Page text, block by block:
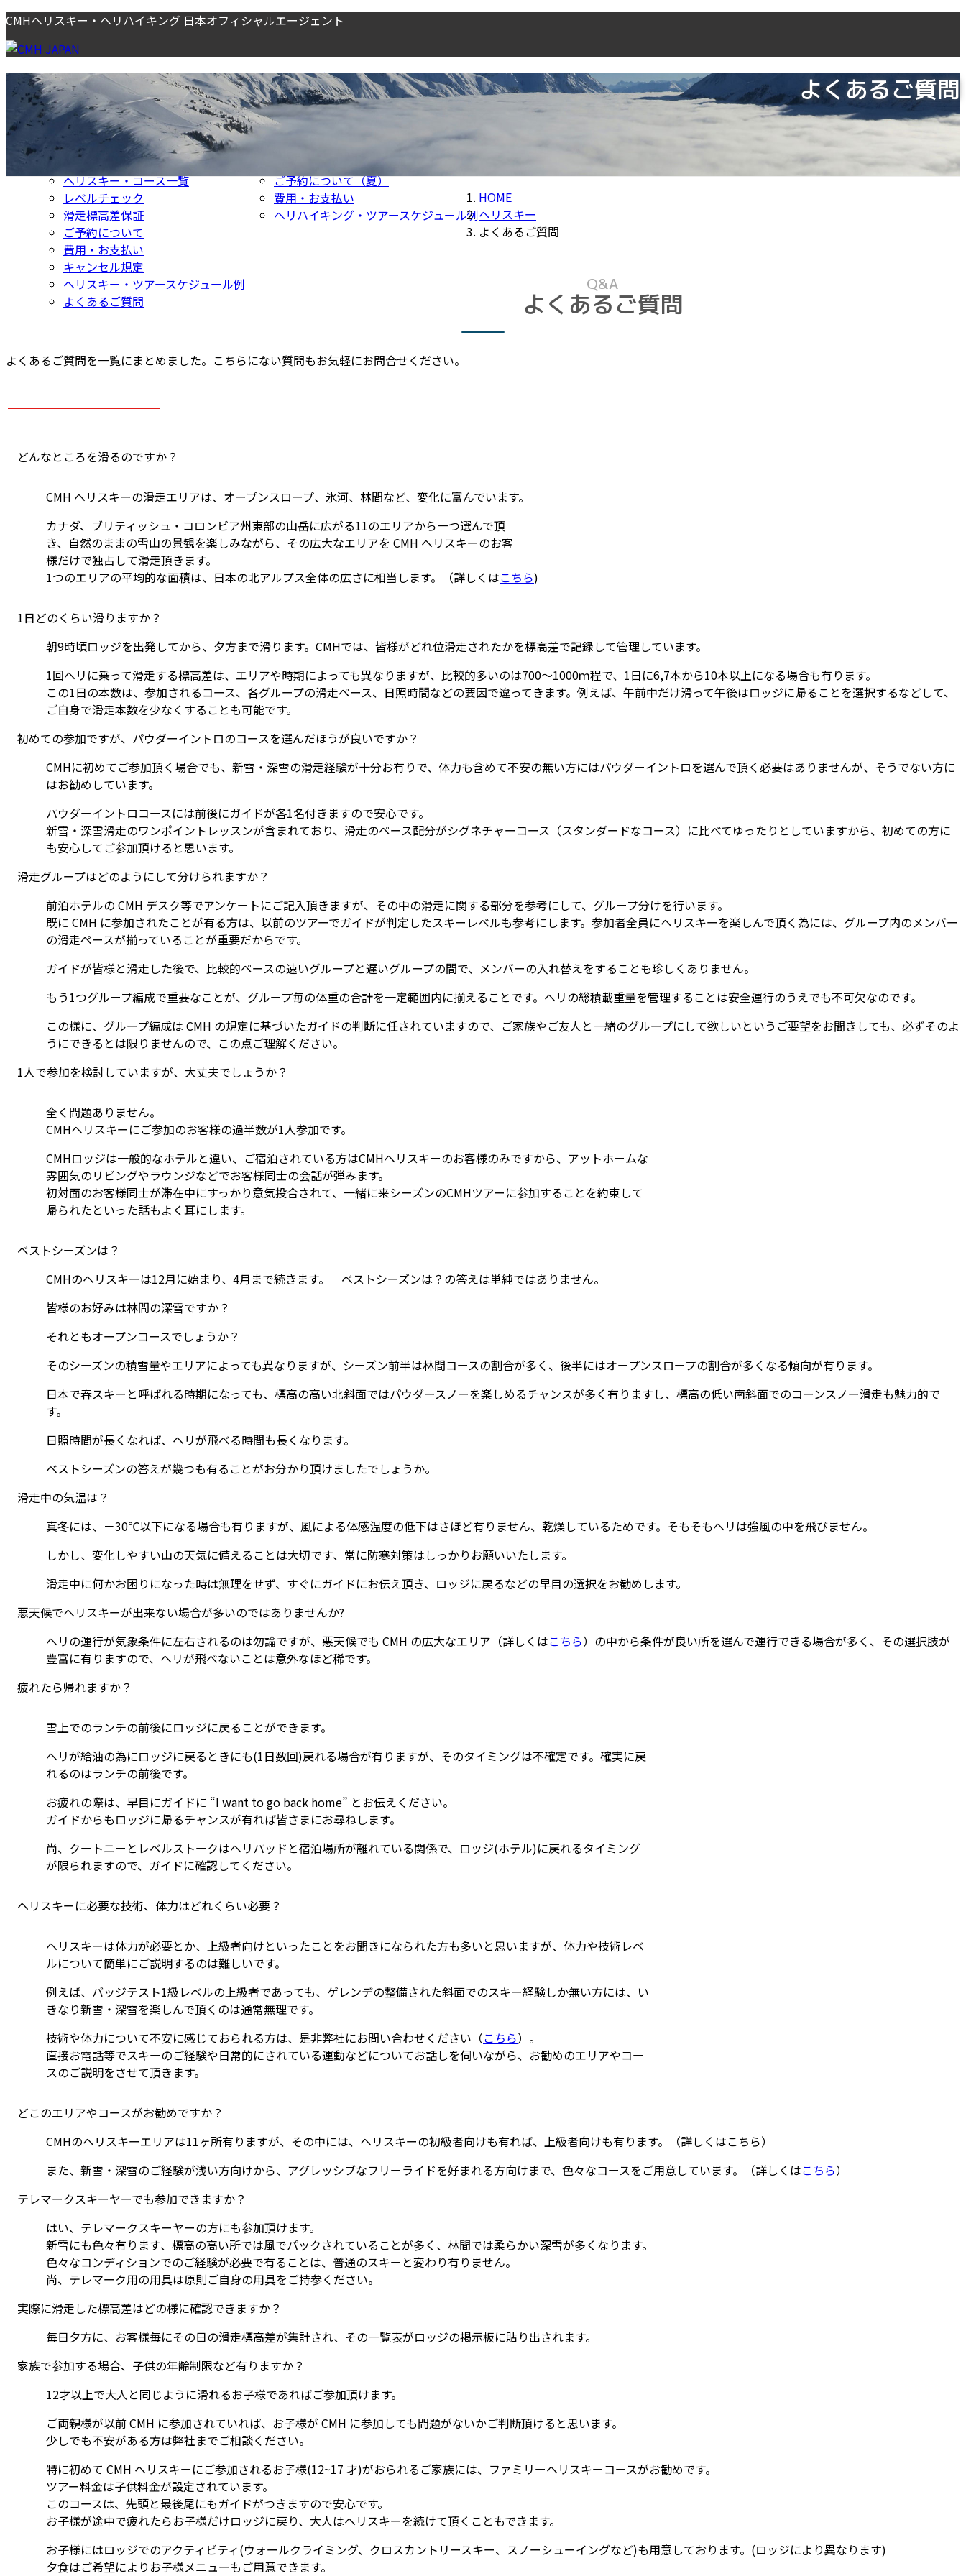
コ
ン
テ
ン
ツ
ス
キ
プ
ナ
ビ
ゲ
ー
シ
ン
に
動
CMHヘリスキー・ヘリハイキング 日本オフィシャルエージェント
ヘリスキー
CMHヘリスキーとは
CMHが選ばれる理由＿ヘリスキー
ヘリスキー・日程料金
ロッジ・エリア
日本からCMHロッジまでの行き方
ヘリスキー・コース一覧
レベルチェック
滑走標高差保証
ご予約について
費用・お支払い
キャンセル規定
ヘリスキー・ツアースケジュール例
よくあるご質問
ヘリハイキング
CMHヘリハイキングとは
選ばれる理由＿ヘリハイキング
ヘリハイキング・日程料金
豊富な夏のプログラム
ご予約について（夏）
費用・お支払い
ヘリハイキング・ツアースケジュール例
Info＆Storiesお問い合わせ よくあるご質問
HOME
ヘリスキー
よくあるご質問
Q&A
よくあるご質問
よくあるご質問を一覧にまとめました。こちらにない質問もお気軽にお問合せください。
どんなところを滑るのですか？
CMH ヘリスキーの滑走エリアは、オープンスロープ、氷河、林間など、変化に富んでいます。
カナダ、ブリティッシュ・コロンビア州東部の山岳に広がる11のエリアから一つ選んで頂
き、自然のままの雪山の景観を楽しみながら、その広大なエリアを CMH ヘリスキーのお客
様だけで独占して滑走頂きます。
1つのエリアの平均的な面積は、日本の北アルプス全体の広さに相当します。（詳しくはこちら)
1日どのくらい滑りますか？
朝9時頃ロッジを出発してから、夕方まで滑ります。CMHでは、皆様がどれ位滑走されたかを標高差で記録して管理しています。
1回ヘリに乗って滑走する標高差は、エリアや時期によっても異なりますが、比較的多いのは700～1000ｍ程で、1日に6,7本から10本以上になる場合も有ります。
この1日の本数は、参加されるコース、各グループの滑走ペース、日照時間などの要因で違ってきます。例えば、午前中だけ滑って午後はロッジに帰ることを選択するなどして、
ご自身で滑走本数を少なくすることも可能です。
初めての参加ですが、パウダーイントロのコースを選んだほうが良いですか？
CMHに初めてご参加頂く場合でも、新雪・深雪の滑走経験が十分お有りで、体力も含めて不安の無い方にはパウダーイントロを選んで頂く必要はありませんが、そうでない方に
はお勧めしています。
パウダーイントロコースには前後にガイドが各1名付きますので安心です。
新雪・深雪滑走のワンポイントレッスンが含まれており、滑走のペース配分がシグネチャーコース（スタンダードなコース）に比べてゆったりとしていますから、初めての方に
も安心してご参加頂けると思います。
滑走グループはどのようにして分けられますか？
前泊ホテルの CMH デスク等でアンケートにご記入頂きますが、その中の滑走に関する部分を参考にして、グループ分けを行います。
既に CMH に参加されたことが有る方は、以前のツアーでガイドが判定したスキーレベルも参考にします。参加者全員にヘリスキーを楽しんで頂く為には、グループ内のメンバー
の滑走ペースが揃っていることが重要だからです。
ガイドが皆様と滑走した後で、比較的ペースの速いグループと遅いグループの間で、メンバーの入れ替えをすることも珍しくありません。
もう1つグループ編成で重要なことが、グループ毎の体重の合計を一定範囲内に揃えることです。ヘリの総積載重量を管理することは安全運行のうえでも不可欠なのです。
この様に、グループ編成は CMH の規定に基づいたガイドの判断に任されていますので、ご家族やご友人と一緒のグループにして欲しいというご要望をお聞きしても、必ずそのよ
うにできるとは限りませんので、この点ご理解ください。
1人で参加を検討していますが、大丈夫でしょうか？
全く問題ありません。
CMHヘリスキーにご参加のお客様の過半数が1人参加です。
CMHロッジは一般的なホテルと違い、ご宿泊されている方はCMHヘリスキーのお客様のみですから、アットホームな
雰囲気のリビングやラウンジなどでお客様同士の会話が弾みます。
初対面のお客様同士が滞在中にすっかり意気投合されて、一緒に来シーズンのCMHツアーに参加することを約束して
帰られたといった話もよく耳にします。
ベストシーズンは？
CMHのヘリスキーは12月に始まり、4月まで続きます。 ベストシーズンは？の答えは単純ではありません。
皆様のお好みは林間の深雪ですか？
それともオープンコースでしょうか？
そのシーズンの積雪量やエリアによっても異なりますが、シーズン前半は林間コースの割合が多く、後半にはオープンスロープの割合が多くなる傾向が有ります。
日本で春スキーと呼ばれる時期になっても、標高の高い北斜面ではパウダースノーを楽しめるチャンスが多く有りますし、標高の低い南斜面でのコーンスノー滑走も魅力的で
す。
日照時間が長くなれば、ヘリが飛べる時間も長くなります。
ベストシーズンの答えが幾つも有ることがお分かり頂けましたでしょうか。
滑走中の気温は？
真冬には、－30℃以下になる場合も有りますが、風による体感温度の低下はさほど有りません、乾燥しているためです。そもそもヘリは強風の中を飛びません。
しかし、変化しやすい山の天気に備えることは大切です、常に防寒対策はしっかりお願いいたします。
滑走中に何かお困りになった時は無理をせず、すぐにガイドにお伝え頂き、ロッジに戻るなどの早目の選択をお勧めします。
悪天候でヘリスキーが出来ない場合が多いのではありませんか?
ヘリの運行が気象条件に左右されるのは勿論ですが、悪天候でも CMH の広大なエリア（詳しくはこちら）の中から条件が良い所を選んで運行できる場合が多く、その選択肢が
豊富に有りますので、ヘリが飛べないことは意外なほど稀です。
疲れたら帰れますか？
雪上でのランチの前後にロッジに戻ることができます。
ヘリが給油の為にロッジに戻るときにも(1日数回)戻れる場合が有りますが、そのタイミングは不確定です。確実に戻
れるのはランチの前後です。
お疲れの際は、早目にガイドに “I want to go back home” とお伝えください。
ガイドからもロッジに帰るチャンスが有れば皆さまにお尋ねします。
尚、クートニーとレベルストークはヘリパッドと宿泊場所が離れている関係で、ロッジ(ホテル)に戻れるタイミング
が限られますので、ガイドに確認してください。
ヘリスキーに必要な技術、体力はどれくらい必要？
ヘリスキーは体力が必要とか、上級者向けといったことをお聞きになられた方も多いと思いますが、体力や技術レベ
ルについて簡単にご説明するのは難しいです。
例えば、バッジテスト1級レベルの上級者であっても、ゲレンデの整備された斜面でのスキー経験しか無い方には、い
きなり新雪・深雪を楽しんで頂くのは通常無理です。
技術や体力について不安に感じておられる方は、是非弊社にお問い合わせください（こちら）。
直接お電話等でスキーのご経験や日常的にされている運動などについてお話しを伺いながら、お勧めのエリアやコー
スのご説明をさせて頂きます。
どこのエリアやコースがお勧めですか？
CMHのヘリスキーエリアは11ヶ所有りますが、その中には、ヘリスキーの初級者向けも有れば、上級者向けも有ります。（詳しくはこちら）
また、新雪・深雪のご経験が浅い方向けから、アグレッシブなフリーライドを好まれる方向けまで、色々なコースをご用意しています。（詳しくはこちら）
テレマークスキーヤーでも参加できますか？
はい、テレマークスキーヤーの方にも参加頂けます。
新雪にも色々有ります、標高の高い所では風でパックされていることが多く、林間では柔らかい深雪が多くなります。
色々なコンディションでのご経験が必要で有ることは、普通のスキーと変わり有りません。
尚、テレマーク用の用具は原則ご自身の用具をご持参ください。
実際に滑走した標高差はどの様に確認できますか？
毎日夕方に、お客様毎にその日の滑走標高差が集計され、その一覧表がロッジの掲示板に貼り出されます。
家族で参加する場合、子供の年齢制限など有りますか？
12才以上で大人と同じように滑れるお子様であればご参加頂けます。
ご両親様が以前 CMH に参加されていれば、お子様が CMH に参加しても問題がないかご判断頂けると思います。
少しでも不安がある方は弊社までご相談ください。
特に初めて CMH ヘリスキーにご参加されるお子様(12~17 才)がおられるご家族には、ファミリーヘリスキーコースがお勧めです。
ツアー料金は子供料金が設定されています。
このコースは、先頭と最後尾にもガイドがつきますので安心です。
お子様が途中で疲れたらお子様だけロッジに戻り、大人はヘリスキーを続けて頂くこともできます。
お子様にはロッジでのアクティビティ(ウォールクライミング、クロスカントリースキー、スノーシューイングなど)も用意しております。(ロッジにより異なります)
夕食はご希望によりお子様メニューもご用意できます。